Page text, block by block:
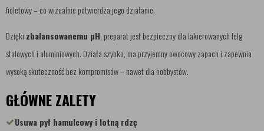
fioletowy – co wizualnie potwierdza jego działanie.
Dzięki zbalansowanemu pH , preparat jest bezpieczny dla lakierowanych felg
stalowych i aluminiowych. Działa szybko, ma przyjemny owocowy zapach i zapewnia
wysoką skuteczność bez kompromisów – nawet dla hobbystów.
GŁÓWNE ZALETY
Usuwa pył hamulcowy i lotną rdzę